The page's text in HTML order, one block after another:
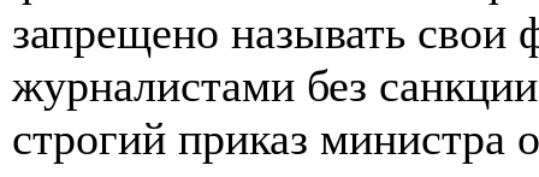
запрещено называть
журналистами без
строгий приказ